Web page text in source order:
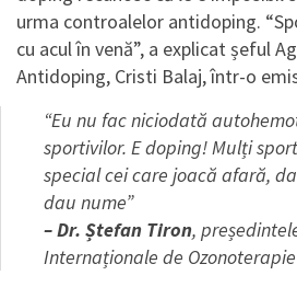
urma controalelor antidoping.
cu acul în venă”, a explicat șeful
Antidoping, Cristi Balaj, într-o
“Eu nu fac niciodată
sportivilor. E doping! Mulți
special cei care joacă afară,
dau nume”
– Dr. Ștefan Tiron,
Internaționale de Ozonoterapie